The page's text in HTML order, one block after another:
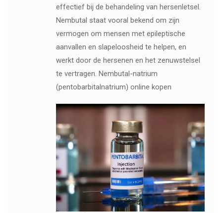
effectief bij de behandeling van hersenletsel.
Nembutal staat vooral bekend om zijn
vermogen om mensen met epileptische
aanvallen en slapeloosheid te helpen, en
werkt door de hersenen en het zenuwstelsel
te vertragen. Nembutal-natrium
(pentobarbitalnatrium) online kopen